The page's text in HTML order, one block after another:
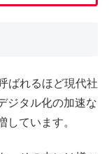
ばれるほど現代社
ジタル化の加速な
しています。